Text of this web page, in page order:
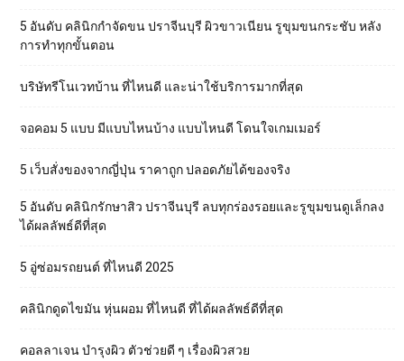
5 อันดับ คลินิกกำจัดขน ปราจีนบุรี ผิวขาวเนียน รูขุมขนกระชับ หลัง
การทำทุกขั้นตอน
บริษัทรีโนเวทบ้าน ที่ไหนดี และน่าใช้บริการมากที่สุด
จอคอม 5 แบบ มีแบบไหนบ้าง แบบไหนดี โดนใจเกมเมอร์
5 เว็บสั่งของจากญี่ปุ่น ราคาถูก ปลอดภัยได้ของจริง
5 อันดับ คลินิกรักษาสิว ปราจีนบุรี ลบทุกร่องรอยและรูขุมขนดูเล็กลง
ได้ผลลัพธ์ดีที่สุด
5 อู่ซ่อมรถยนต์ ที่ไหนดี 2025
คลินิกดูดไขมัน หุ่นผอม ที่ไหนดี ที่ได้ผลลัพธ์ดีที่สุด
คอลลาเจน บำรุงผิว ตัวช่วยดี ๆ เรื่องผิวสวย